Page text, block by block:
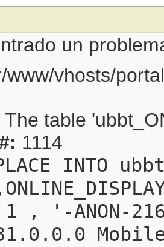
un
www/vhosts/
The table
1114
INTO
( 1 , '-